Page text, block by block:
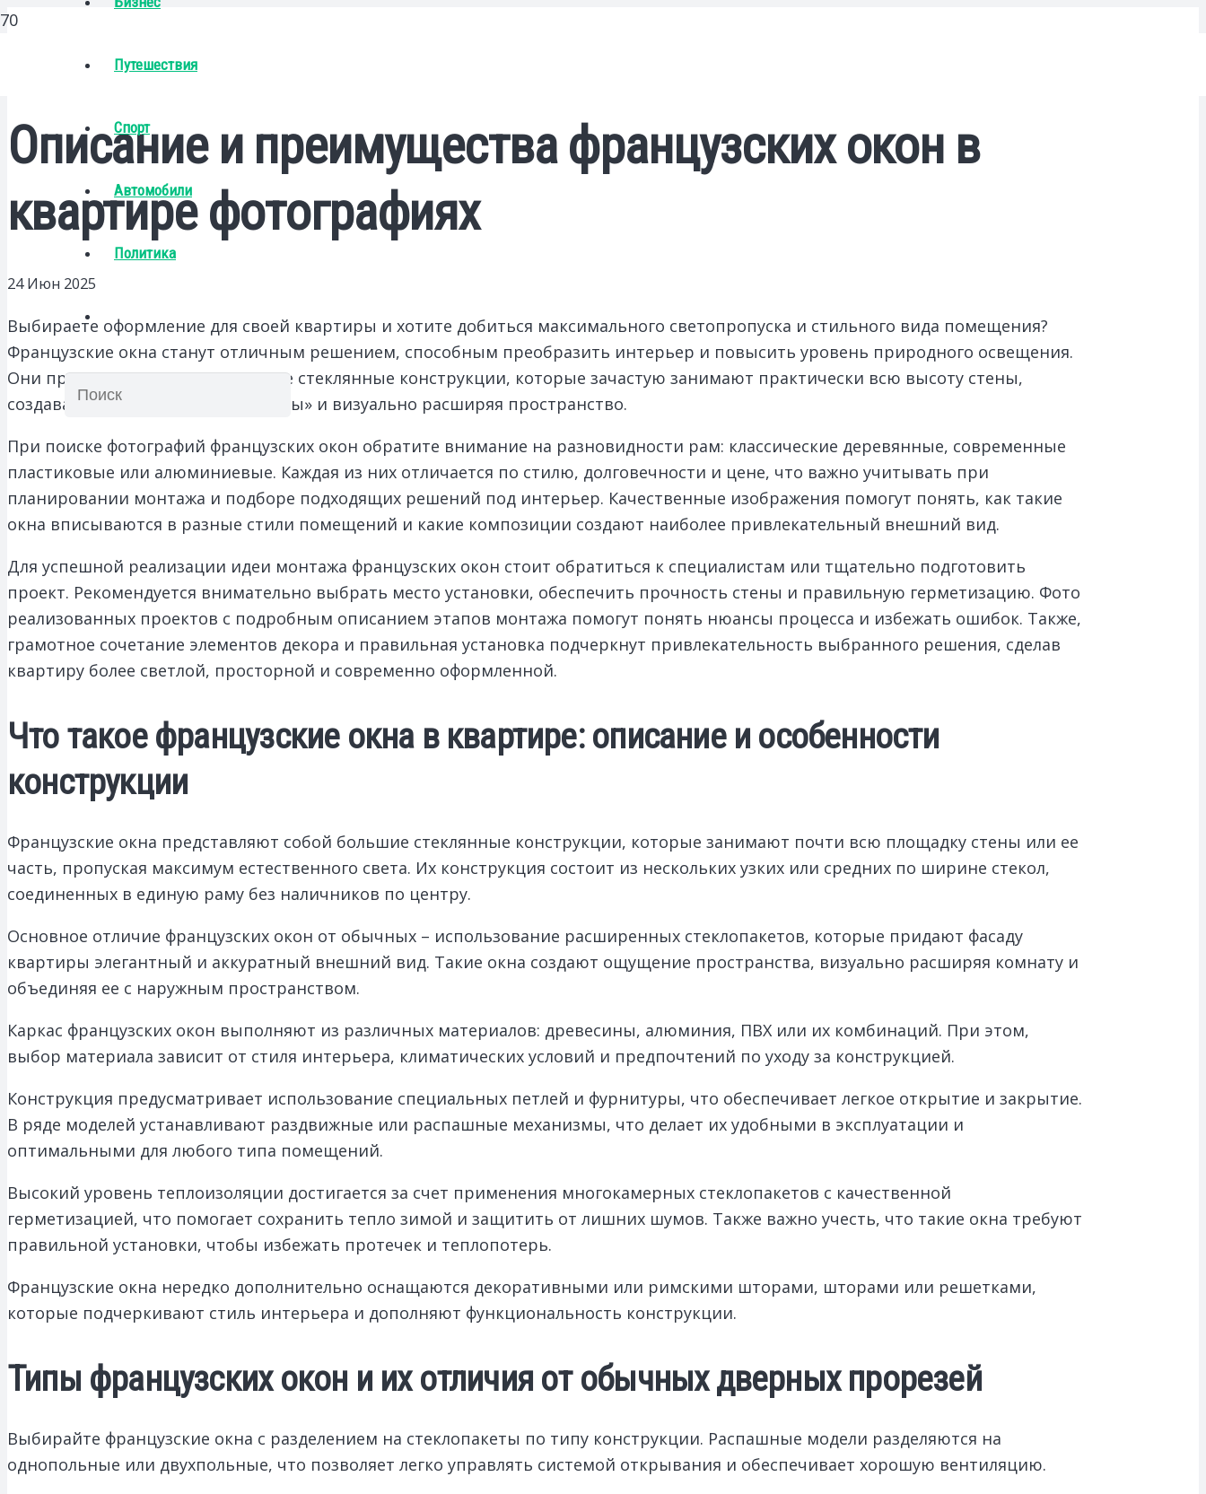
Путешествия
Спорт
Автомобили
Политика
Описание и преимущества французских окон в
квартире фотографиях
24 Июн 2025
Выбираете оформление для своей квартиры и хотите добиться максимального светопропуска и стильного вида помещения?
Французские окна станут отличным решением, способным преобразить интерьер и повысить уровень природного освещения.
Они представляют собой большие стеклянные конструкции, которые зачастую занимают практически всю высоту стены,
создавая эффект «стеклянной стены» и визуально расширяя пространство.
При поиске фотографий французских окон обратите внимание на разновидности рам: классические деревянные, современные
пластиковые или алюминиевые. Каждая из них отличается по стилю, долговечности и цене, что важно учитывать при
планировании монтажа и подборе подходящих решений под интерьер. Качественные изображения помогут понять, как такие
окна вписываются в разные стили помещений и какие композиции создают наиболее привлекательный внешний вид.
Для успешной реализации идеи монтажа французских окон стоит обратиться к специалистам или тщательно подготовить
проект. Рекомендуется внимательно выбрать место установки, обеспечить прочность стены и правильную герметизацию. Фото
реализованных проектов с подробным описанием этапов монтажа помогут понять нюансы процесса и избежать ошибок. Также,
грамотное сочетание элементов декора и правильная установка подчеркнут привлекательность выбранного решения, сделав
квартиру более светлой, просторной и современно оформленной.
Что такое французские окна в квартире: описание и особенности
конструкции
Французские окна представляют собой большие стеклянные конструкции, которые занимают почти всю площадку стены или ее
часть, пропуская максимум естественного света. Их конструкция состоит из нескольких узких или средних по ширине стекол,
соединенных в единую раму без наличников по центру.
Основное отличие французских окон от обычных – использование расширенных стеклопакетов, которые придают фасаду
квартиры элегантный и аккуратный внешний вид. Такие окна создают ощущение пространства, визуально расширяя комнату и
объединяя ее с наружным пространством.
Каркас французских окон выполняют из различных материалов: древесины, алюминия, ПВХ или их комбинаций. При этом,
выбор материала зависит от стиля интерьера, климатических условий и предпочтений по уходу за конструкцией.
Конструкция предусматривает использование специальных петлей и фурнитуры, что обеспечивает легкое открытие и закрытие.
В ряде моделей устанавливают раздвижные или распашные механизмы, что делает их удобными в эксплуатации и
оптимальными для любого типа помещений.
Высокий уровень теплоизоляции достигается за счет применения многокамерных стеклопакетов с качественной
герметизацией, что помогает сохранить тепло зимой и защитить от лишних шумов. Также важно учесть, что такие окна требуют
правильной установки, чтобы избежать протечек и теплопотерь.
Французские окна нередко дополнительно оснащаются декоративными или римскими шторами, шторами или решетками,
которые подчеркивают стиль интерьера и дополняют функциональность конструкции.
Типы французских окон и их отличия от обычных дверных прорезей
Выбирайте французские окна с разделением на стеклопакеты по типу конструкции. Распашные модели разделяются на
однопольные или двухпольные, что позволяет легко управлять системой открывания и обеспечивает хорошую вентиляцию.